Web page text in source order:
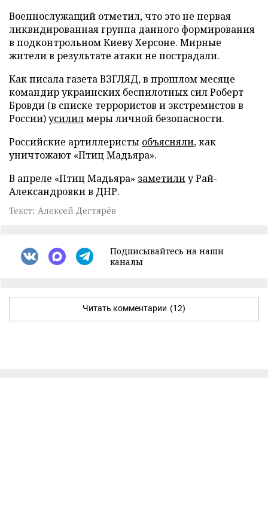
Военнослужащий отметил, что это не первая
ликвидированная группа данного формирования
в подконтрольном Киеву Херсоне. Мирные
жители в результате атаки не пострадали.
Как писала газета ВЗГЛЯД, в прошлом месяце
командир украинских беспилотных сил Роберт
Бровди (в списке террористов и экстремистов в
России)усилилмеры личной безопасности.
Российские артиллеристы объясняли, как
уничтожают «Птиц Мадьяра».
В апреле «Птиц Мадьяра» заметилиу Рай-
Александровки в ДНР.
Текст: Алексей Дегтярёв
Подписывайтесь на наши
каналы
Читать комментарии (12)